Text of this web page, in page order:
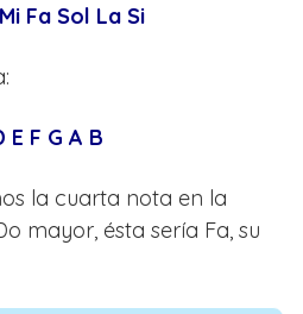
Fa Sol La Si
E F G A B
la cuarta nota en la
mayor, ésta sería Fa, su